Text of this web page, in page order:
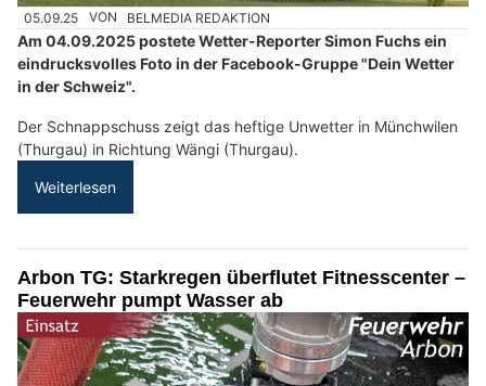
05.09.25 VON BELMEDIA REDAKTION
Am 04.09.2025 postete Wetter-Reporter Simon Fuchs ein
eindrucksvolles Foto in der Facebook-Gruppe "Dein Wetter
in der Schweiz".
Der Schnappschuss zeigt das heftige Unwetter in Münchwilen
(Thurgau) in Richtung Wängi (Thurgau).
Weiterlesen
Arbon TG: Starkregen überflutet Fitnesscenter –
Feuerwehr pumpt Wasser ab